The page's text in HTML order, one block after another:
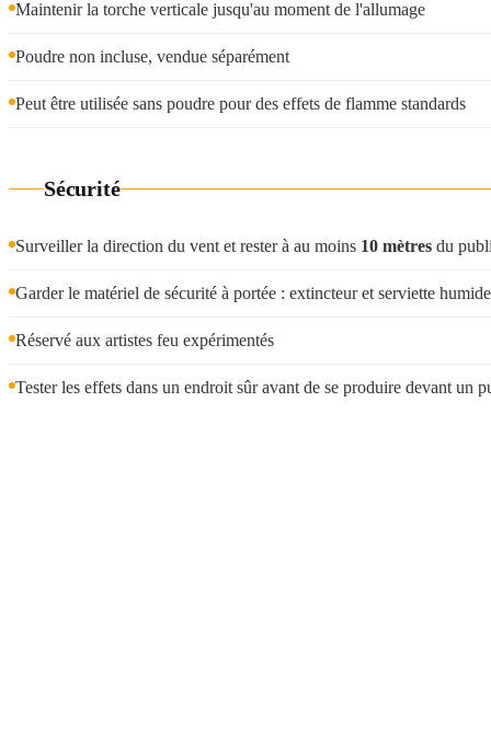
Maintenir la torche verticale jusqu'au moment de l'allumage
Poudre non incluse, vendue séparément
Peut être utilisée sans poudre pour des effets de flamme standards
Sécurité
Surveiller la direction du vent et rester à au moins 10 mètres du
Garder le matériel de sécurité à portée : extincteur et serviette
Réservé aux artistes feu expérimentés
Tester les effets dans un endroit sûr avant de se produire devant un